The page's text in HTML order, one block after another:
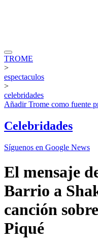
TROME
>
espectaculos
>
celebridades
AñadirTrome como fuente
Celebridades
Síguenos en Google News
El mensaje
Barrio a
canción
Piqué